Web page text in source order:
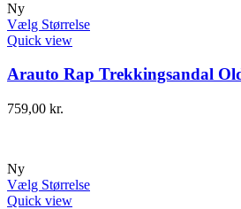
Ny
Vælg Størrelse
Quick view
Arauto Rap Trekkingsandal
759,00 kr.
Ny
Vælg Størrelse
Quick view